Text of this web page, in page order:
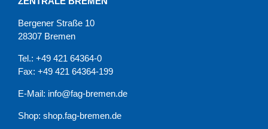
Bergener Straße 10
28307 Bremen
Tel.: +49 421 64364-0
Fax: +49 421 64364-199
E-Mail: info@fag-bremen.de
Shop: shop.fag-bremen.de